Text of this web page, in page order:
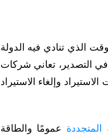
الذي تنادي فيه الدولة
التصدير، تعاني شركات
وإلغاء الاستيراد
المتجددة عمومًا والطاقة